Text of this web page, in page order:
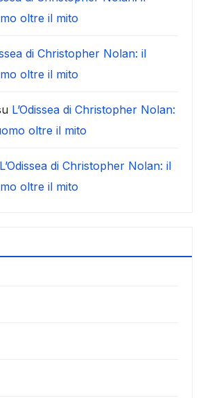
oltre il mito
di Christopher Nolan: il
oltre il mito
L’Odissea di Christopher Nolan:
oltre il mito
L’Odissea di Christopher Nolan: il
oltre il mito